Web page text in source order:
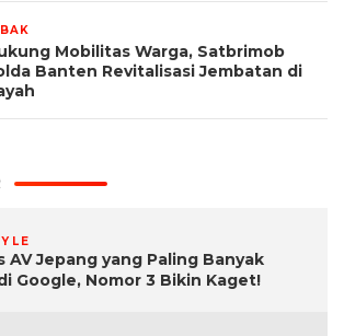
Mobilitas Warga, Satbrimob
Banten Revitalisasi Jembatan di
AV Jepang yang Paling Banyak
Google, Nomor 3 Bikin Kaget!